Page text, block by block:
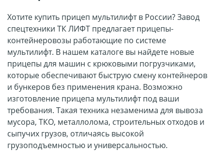
Хотите купить прицеп мультилифт в России? Завод
спецтехники ТК ЛИФТ предлагает прицепы-
контейнеровозы работающие по системе
мультилифт. В нашем каталоге вы найдете новые
прицепы для машин с крюковыми погрузчиками,
которые обеспечивают быструю смену контейнеров
и бункеров без применения крана. Возможно
изготовление прицепа мультилифт под ваши
требования. Такая техника незаменима для вывоза
мусора, ТКО, металлолома, строительных отходов и
сыпучих грузов, отличаясь высокой
грузоподъемностью и универсальностью.